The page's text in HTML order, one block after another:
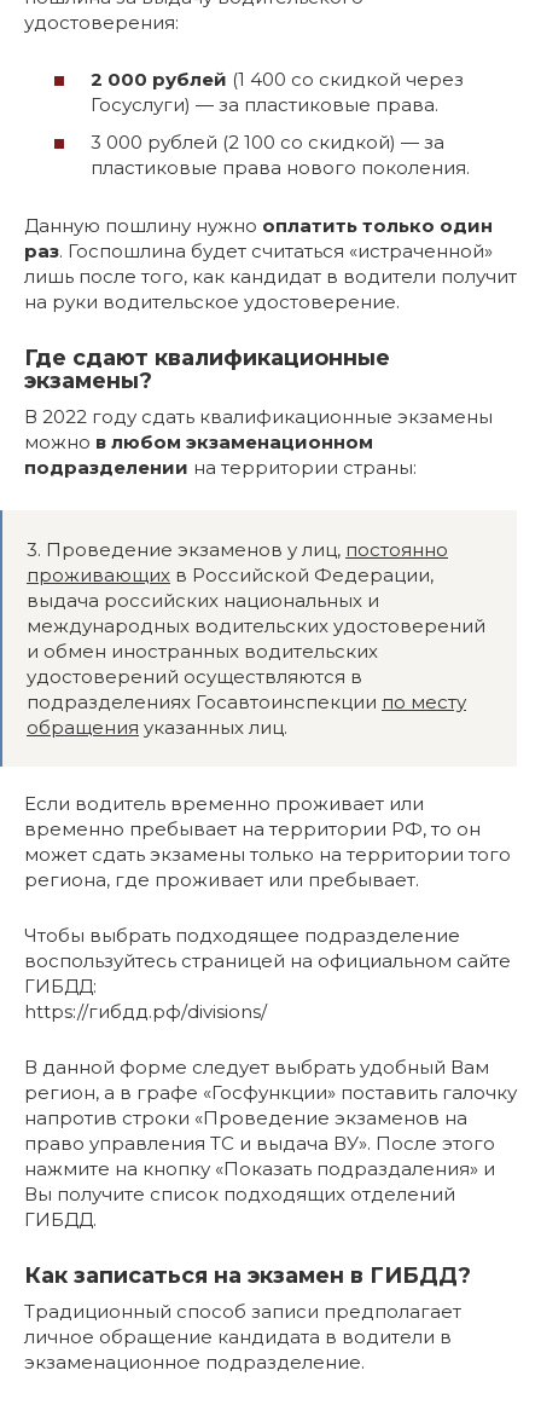
удостоверения:
2 000 рублей (1 400 со скидкой через
Госуслуги) — за пластиковые права.
3 000 рублей (2 100 со скидкой) — за
пластиковые права нового поколения.
Данную пошлину нужно оплатить только один
раз. Госпошлина будет считаться «истраченной»
лишь после того, как кандидат в водители получит
на руки водительское удостоверение.
Где сдают квалификационные
экзамены?
В 2022 году сдать квалификационные экзамены
можно в любом экзаменационном
подразделении на территории страны:
3. Проведение экзаменов у лиц, постоянно
проживающих в Российской Федерации,
выдача российских национальных и
международных водительских удостоверений
и обмен иностранных водительских
удостоверений осуществляются в
подразделениях Госавтоинспекции по месту
обращения указанных лиц.
Если водитель временно проживает или
временно пребывает на территории РФ, то он
может сдать экзамены только на территории того
региона, где проживает или пребывает.
Чтобы выбрать подходящее подразделение
воспользуйтесь страницей на официальном сайте
ГИБДД:
https://гибдд.рф/divisions/
В данной форме следует выбрать удобный Вам
регион, а в графе «Госфункции» поставить галочку
напротив строки «Проведение экзаменов на
право управления ТС и выдача ВУ». После этого
нажмите на кнопку «Показать подраздаления» и
Вы получите список подходящих отделений
ГИБДД.
Как записаться на экзамен в ГИБДД?
Традиционный способ записи предполагает
личное обращение кандидата в водители в
экзаменационное подразделение.